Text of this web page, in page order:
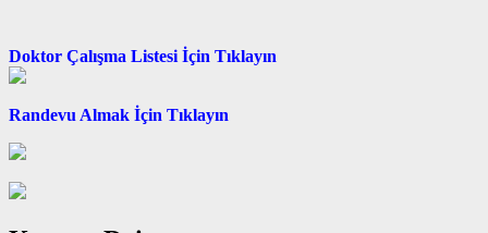
Doktor Çalışma Listesi İçin Tıklayın
Randevu Almak İçin Tıklayın